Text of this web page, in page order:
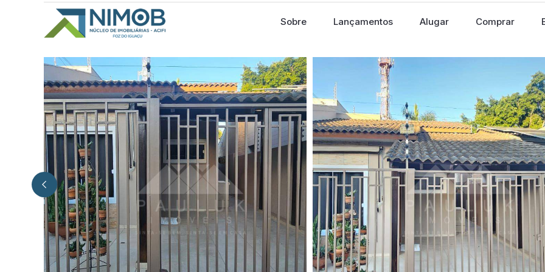
Sobre Lançamentos Alugar Comprar